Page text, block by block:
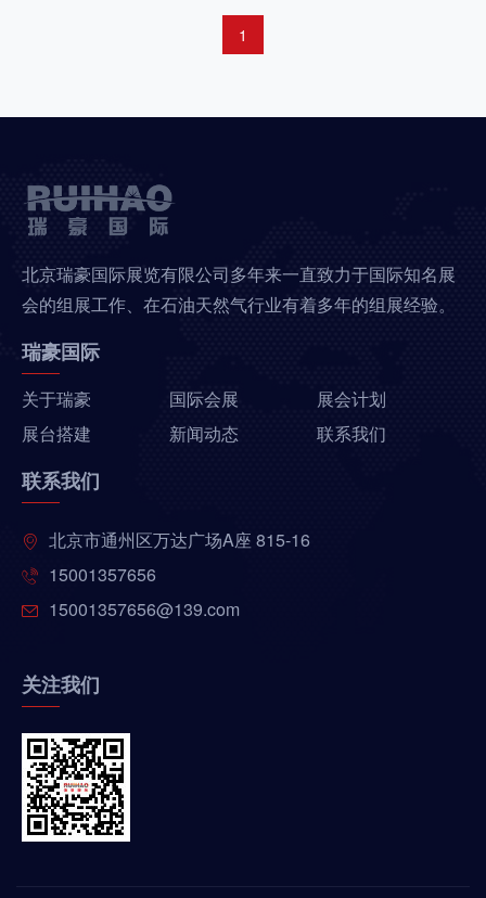
1
北京瑞豪国际展览有限公司多年来一直致力于国际知名展
会的组展工作、在石油天然气行业有着多年的组展经验。
瑞豪国际
关于瑞豪 国际会展
展会计划
展台搭建
新闻动态 联系我们
联系我们
北京市通州区万达广场A座 815-16
15001357656
15001357656@139.com
关注我们